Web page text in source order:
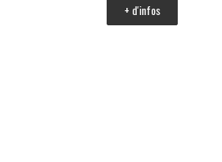
+ d'infos